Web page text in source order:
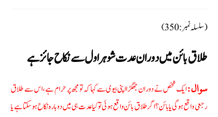
(سلسلہ نمبر: 350)
طلاق بائن میں دوران عدت شوہر اول سے نکاح جائز ہے
سوال:ایک شخص نے دوران جھگڑا اپنی بیوی سے کہا کہ تو مجھ پر حرام ہے، اس سے طلاق
رجعی واقع ہوگی یا بائن؟ اگر طلاق بائن واقع ہوئی تو کیا عدت ہی میں دوبارہ نکاح ہوسکتا ہے یا